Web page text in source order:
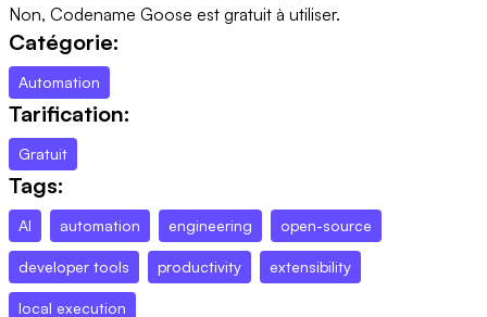
Non, Codename Goose est gratuit à utiliser.
Catégorie:
Automation
Tarification:
Gratuit
Tags:
AI automation engineering open-source
developer tools productivity extensibility
local execution